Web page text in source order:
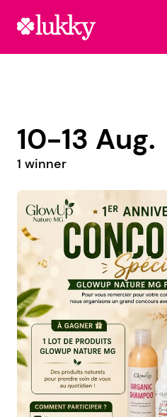
10-13 Aug.
1 winner
@inspiration_nelyana